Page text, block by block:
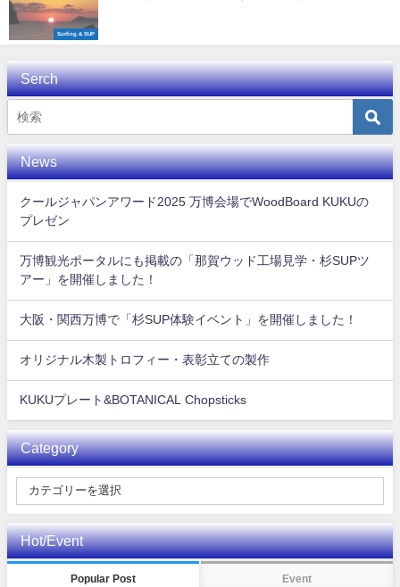
Surfing & SUP
Serch
News
クールジャパンアワード2025 万博会場でWoodBoard KUKUの
プレゼン
万博観光ポータルにも掲載の「那賀ウッド工場見学・杉SUPツ
アー」を開催しました！
大阪・関西万博で「杉SUP体験イベント」を開催しました！
オリジナル木製トロフィー・表彰立ての製作
KUKUプレート&BOTANICAL Chopsticks
Category
Hot/Event
Popular Post Event